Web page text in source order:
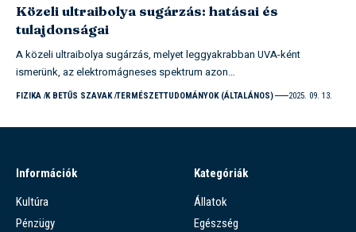
Közeli ultraibolya sugárzás: hatásai és
tulajdonságai
A közeli ultraibolya sugárzás, melyet leggyakrabban UVA-ként
ismerünk, az elektromágneses spektrum azon…
FIZIKA K BETŰS SZAVAK TERMÉSZETTUDOMÁNYOK (ÁLTALÁNOS) 2025. 09. 13.
Információk
Kultúra
Pénzügy
Kategóriák
Állatok
Egészség